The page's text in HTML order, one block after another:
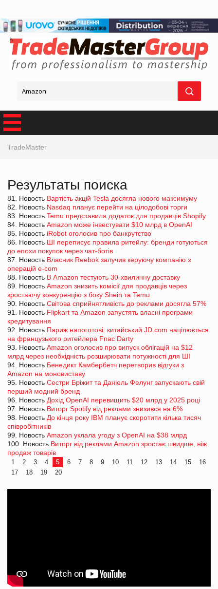
TradeMaster
Результаты поиска
81. Новость Вартість акцій Tesla досягла нового максимуму
82. Новость Nasdaq планує перейти на цілодобові торги
83. Новость Temu представила додаток для продавців Shopify
84. Новость Amazon може інвестувати $10 млрд в OpenAI
85. Новость iRobot оголосив про банкрутство
86. Новость ШІ переписує правила ритейлу: бренди готуються
до епохи покупок через чат-ботів
87. Новость Власник Reebok залучив керуючу компанію з
операцій e-com
88. Новость В Amazon тестують 30-хвилинну доставку
89. Новость Amazon знизить комісії для продавців через
зростаючу конкуренцію з боку Shein та Temu
90. Новость Світова сприйнятливість до реклами досягла 57%
91. Новость Flipkart та Amazon запустять власні програми
кредитування
92. Новость Париж напоготові: китайський JD.com націлюється
на французького ритейлера Fnac Darty
93. Новость Amazon оголосив про випуск облігацій на $12
млрд через необхідність розширювати потужності для ШІ
94. Новость Бенедикт Камбербетч перетворив відгуки з
Amazon на моновиставу
95. Новость Сестри Бріжит та Даніель Фелунг запускають свій
перший модний бренд
96. Новость Дохід OpenAI перевищить $20 млрд у 2025 році
97. Новость Виторг Spotify від реклами знизився на 6%
98. Новость До кінця року IBM планує скоротити кілька тисяч
співробітників
99. Новость Amazon уклала угоду з OpenAI на $38 млрд
100. Новость Виторг від реклами Amazon зростає швидше, ніж
продаж товарів
1 2 3 4 5 6 7 8 9 10 11 12 13 14 15
16
17
18 19 20